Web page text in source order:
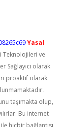
Yasal
Teknolojileri ve
Sağlayıcı olarak
proaktif olarak
taşımakta olup,
Bu internet
hiçbir bağlantısı